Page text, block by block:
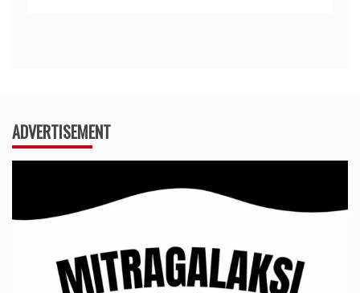
ADVERTISEMENT